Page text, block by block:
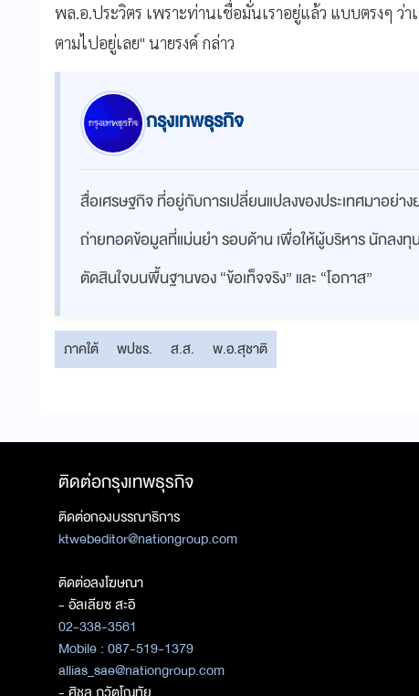
พล.อ.ประวิตร เพราะท่านเชื่อมั่นเราอยู่แล้ว​ แบบตรงๆ ว่
ตามไปอยู่เลย" นายรงค์ กล่าว
กรุงเทพธุรกิจ
สื่อเศรษฐกิจ ที่อยู่กับการเปลี่ยนแปลงของประเทศมาอย่า
ถ่ายทอดข้อมูลที่แม่นยำ รอบด้าน เพื่อให้ผู้บริหาร นักลงทุ
ตัดสินใจบนพื้นฐานของ “ข้อเท็จจริง” และ “โอกาส”
ภาคใต้ พปชร. ส.ส. พ.อ.สุชาติ
ติดต่อกรุงเทพธุรกิจ
ติดต่อกองบรรณาธิการ
ktwebeditor@nationgroup.com
ติดต่อลงโฆษณา
- อัลเลียซ สะอิ
02-338-3561
Mobile : 087-519-1379
allias_sae@nationgroup.com